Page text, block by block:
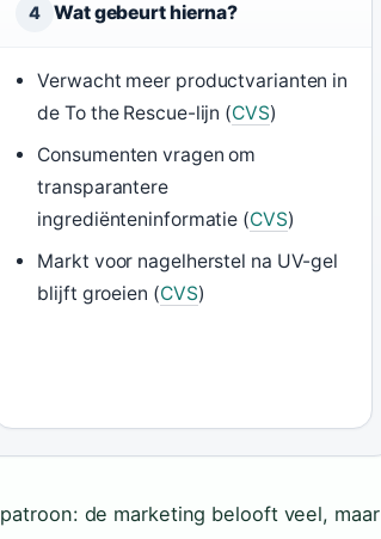
4 Wat gebeurt hierna?
Verwacht meer productvarianten in
de To the Rescue-lijn (CVS)
Consumenten vragen om
transparantere
ingrediënteninformatie (CVS)
Markt voor nagelherstel na UV-gel
blijft groeien (CVS)
de marketing belooft veel, maar